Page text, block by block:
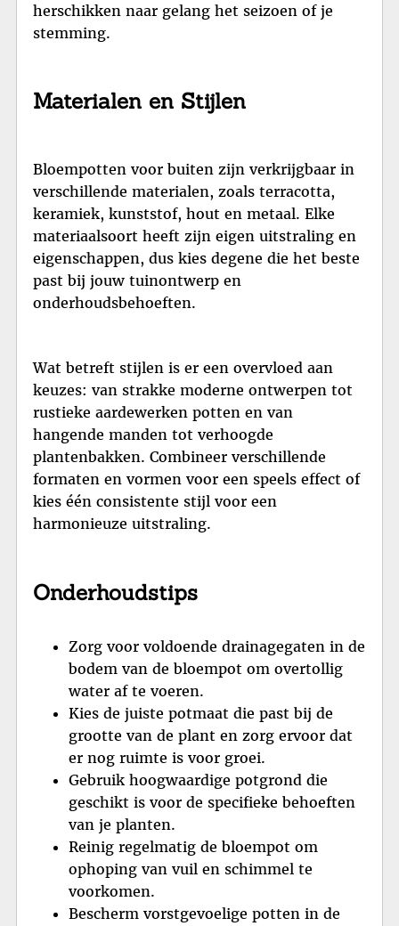
herschikken naar gelang het seizoen of je
stemming.
Materialen en Stijlen
Bloempotten voor buiten zijn verkrijgbaar in
verschillende materialen, zoals terracotta,
keramiek, kunststof, hout en metaal. Elke
materiaalsoort heeft zijn eigen uitstraling en
eigenschappen, dus kies degene die het beste
past bij jouw tuinontwerp en
onderhoudsbehoeften.
Wat betreft stijlen is er een overvloed aan
keuzes: van strakke moderne ontwerpen tot
rustieke aardewerken potten en van
hangende manden tot verhoogde
plantenbakken. Combineer verschillende
formaten en vormen voor een speels effect of
kies één consistente stijl voor een
harmonieuze uitstraling.
Onderhoudstips
Zorg voor voldoende drainagegaten in de
bodem van de bloempot om overtollig
water af te voeren.
Kies de juiste potmaat die past bij de
grootte van de plant en zorg ervoor dat
er nog ruimte is voor groei.
Gebruik hoogwaardige potgrond die
geschikt is voor de specifieke behoeften
van je planten.
Reinig regelmatig de bloempot om
ophoping van vuil en schimmel te
voorkomen.
Bescherm vorstgevoelige potten in de